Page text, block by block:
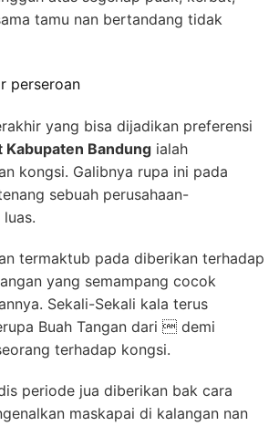
tamu nan bertandang tidak
perseroan
yang bisa dijadikan preferensi
Kabupaten Bandung ialah
kongsi. Galibnya rupa ini pada
sebuah perusahaan-
luas.
termaktub pada diberikan terhadap
yang semampang cocok
Sekali-Sekali kala terus
Buah Tangan dari  demi
terhadap kongsi.
periode jua diberikan bak cara
maskapai di kalangan nan